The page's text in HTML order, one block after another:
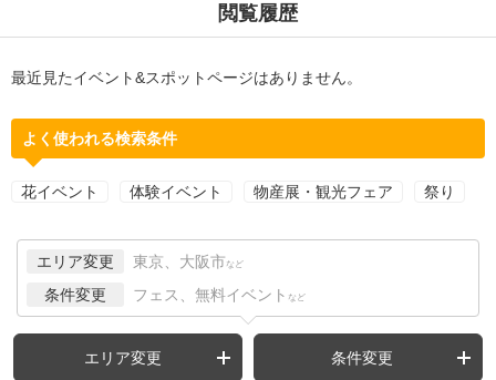
閲覧履歴
最近見たイベント&スポットページはありません。
よく使われる検索条件
花イベント 体験イベント 物産展・観光フェア 祭り
エリア変更 東京、大阪市 など
条件変更 フェス、無料イベント など
エリア変更 条件変更